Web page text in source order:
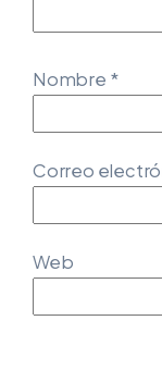
Nombre *
Correo
Web